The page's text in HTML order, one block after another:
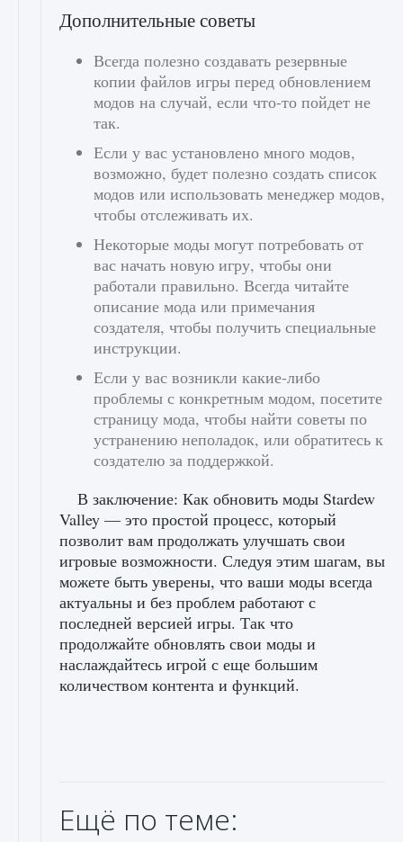
Дополнительные советы
Всегда полезно создавать резервные
копии файлов игры перед обновлением
модов на случай, если что-то пойдет не
так.
Если у вас установлено много модов,
возможно, будет полезно создать список
модов или использовать менеджер модов,
чтобы отслеживать их.
Некоторые моды могут потребовать от
вас начать новую игру, чтобы они
работали правильно. Всегда читайте
описание мода или примечания
создателя, чтобы получить специальные
инструкции.
Если у вас возникли какие-либо
проблемы с конкретным модом, посетите
страницу мода, чтобы найти советы по
устранению неполадок, или обратитесь к
создателю за поддержкой.
В заключение: Как обновить моды Stardew
Valley — это простой процесс, который
позволит вам продолжать улучшать свои
игровые возможности. Следуя этим шагам, вы
можете быть уверены, что ваши моды всегда
актуальны и без проблем работают с
последней версией игры. Так что
продолжайте обновлять свои моды и
наслаждайтесь игрой с еще большим
количеством контента и функций.
Ещё по теме: